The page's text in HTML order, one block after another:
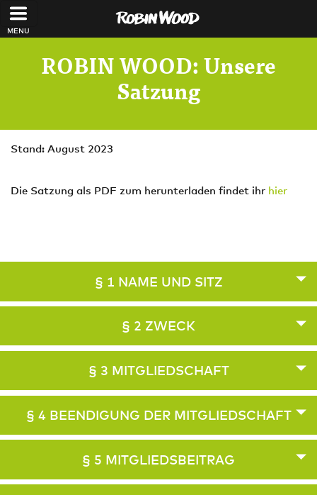
Direkt zum Inhalt
ROBIN WOOD: Unsere
Satzung
Stand: August 2023
Die Satzung als PDF zum herunterladen findet ihr hier
§ 1 NAME UND SITZ
§ 2 ZWECK
§ 3 MITGLIEDSCHAFT
§ 4 BEENDIGUNG DER MITGLIEDSCHAFT
§ 5 MITGLIEDSBEITRAG